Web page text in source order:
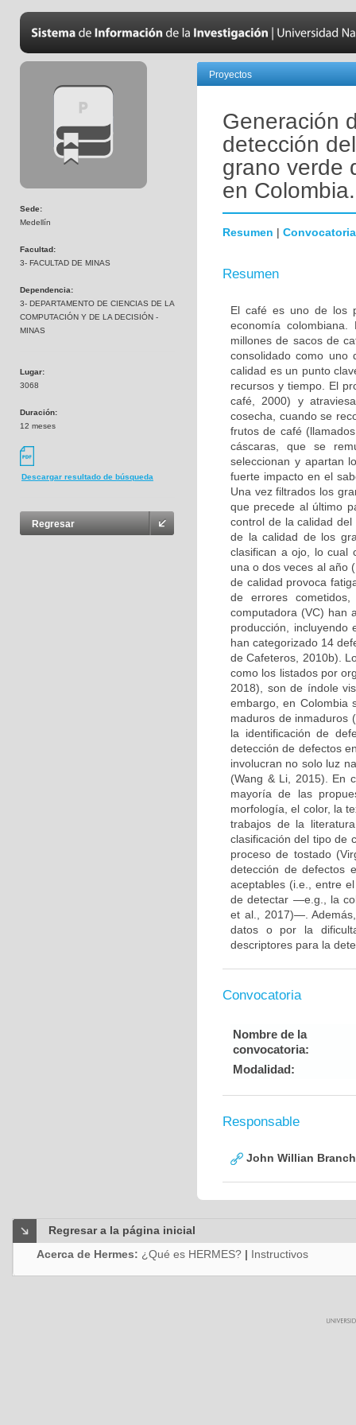
Sede:
Medellín
Facultad:
3- FACULTAD DE MINAS
Dependencia:
3- DEPARTAMENTO DE CIENCIAS DE LA
COMPUTACIÓN Y DE LA DECISIÓN -
MINAS
Lugar:
3068
Duración:
12 meses
Descargar resultado de búsqueda
Regresar
Proyectos
Generación
detección
grano verde
en Colombia.
Resumen | Convocatoria
Resumen
El café es uno de los
economía
millones de sacos de
consolidado como
calidad es un punto
recursos y tiempo. El
café, 2000) y
cosecha, cuando se
frutos de café
cáscaras, que se
seleccionan y apartan
fuerte impacto en el
Una vez filtrados los
que precede al último
control de la calidad
de la calidad de los
clasifican a ojo, lo cual
una o dos veces al año
de calidad provoca
de errores
computadora (VC) han
producción, incluyendo
han categorizado 14
de Cafeteros, 2010b).
como los listados por
2018), son de índole
embargo, en Colombia
maduros de inmaduros
la identificación de
detección de defectos
involucran no solo luz
(Wang & Li, 2015). En
mayoría de las
morfología, el color, la
trabajos de la
clasificación del tipo de
proceso de tostado
detección de defectos
aceptables (i.e., entre
de detectar —e.g., la
et al., 2017)—.
datos o por la
descriptores para la
Convocatoria
Nombre de la
convocatoria:
Modalidad:
Responsable
John Willian
Regresar a la página inicial
Acerca de Hermes: ¿Qué es HERMES? | Instructivos